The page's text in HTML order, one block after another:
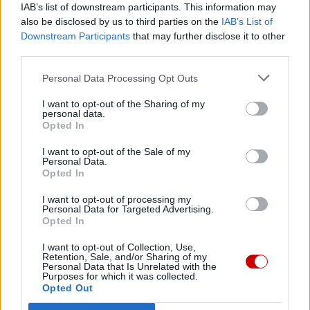
IAB’s list of downstream participants. This information may
also be disclosed by us to third parties on the IAB’s List of
Downstream Participants that may further disclose it to other
Personal Data Processing Opt Outs
I want to opt-out of the Sharing of my
personal data.
Opted In
I want to opt-out of the Sale of my
Personal Data.
Opted In
I want to opt-out of processing my
Personal Data for Targeted Advertising.
Opted In
I want to opt-out of Collection, Use,
Retention, Sale, and/or Sharing of my
Personal Data that Is Unrelated with the
Purposes for which it was collected.
Opted Out
Eucharystii? Czy nasze wychodzenie ku innym, nasza
służba, znajduje tam, w adoracji, swój początek i
konsekrowanych, biskupów, kapłanów, sióstr zakonnych:
tracić czas przed tabernakulum, odzyskać zmysł adoracji.
apostołem”[4], i świeckiemu przyjacielowi przypomniał,
że „obok kapłanów potrzebujemy świeckich, którzy widzą
bliskością miłości, z życzliwością dla wszystkich, z miłością
zawsze gotową do dawania siebie”[5]. Świętych świeckich,
a nie karierowiczów. Ci świeccy zakochani w Jezusie
sprawiają, że kapłan rozumie, iż nie jest
funkcjonariuszem, lecz pośrednikiem. Jakże bardzo
potrzebujemy my kapłani, aby byli obok nas świeccy,